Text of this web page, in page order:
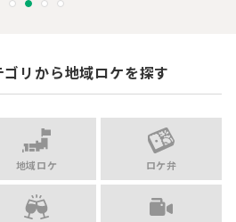
リから地域ロケを探す
地域ロケ ロケ弁